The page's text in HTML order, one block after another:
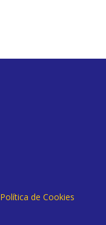
Política de Cookies